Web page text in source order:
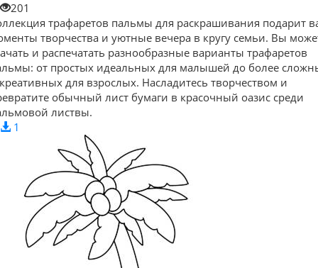
201
трафаретов пальмы для раскрашивания подарит
творчества и уютные вечера в кругу семьи. Вы
и распечатать разнообразные варианты трафаретов
от простых идеальных для малышей до более
для взрослых. Насладитесь творчеством и
обычный лист бумаги в красочный оазис среди
листвы.
1